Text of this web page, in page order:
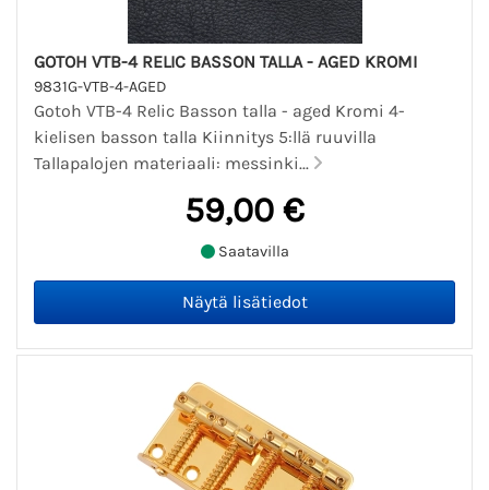
GOTOH VTB-4 RELIC BASSON TALLA - AGED KROMI
9831G-VTB-4-AGED
Gotoh VTB-4 Relic Basson talla - aged Kromi 4-
kielisen basson talla Kiinnitys 5:llä ruuvilla
Tallapalojen materiaali: messinki...
59,00 €
Saatavilla